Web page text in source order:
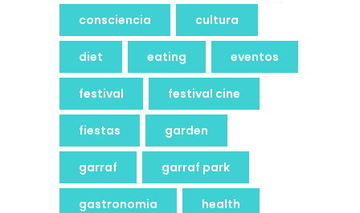
consciencia cultura
diet eating eventos
festival festival cine
fiestas garden
garraf garraf park
gastronomia health